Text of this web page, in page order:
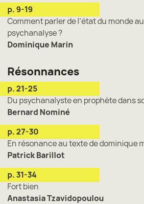
p. 9-19
Comment parler de l’état du monde
psychanalyse ?
Dominique Marin
Résonnances
p. 21-25
Du psychanalyste en prophète dans
Bernard Nominé
p. 27-30
En résonance au texte de dominique
Patrick Barillot
p. 31-34
Fort bien
Anastasia Tzavidopoulou